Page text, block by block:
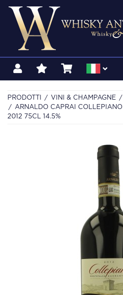
PRODOTTI VINI & CHAMPAGNE
ARNALDO CAPRAI COLLEPIANO
2012 75CL 14.5%